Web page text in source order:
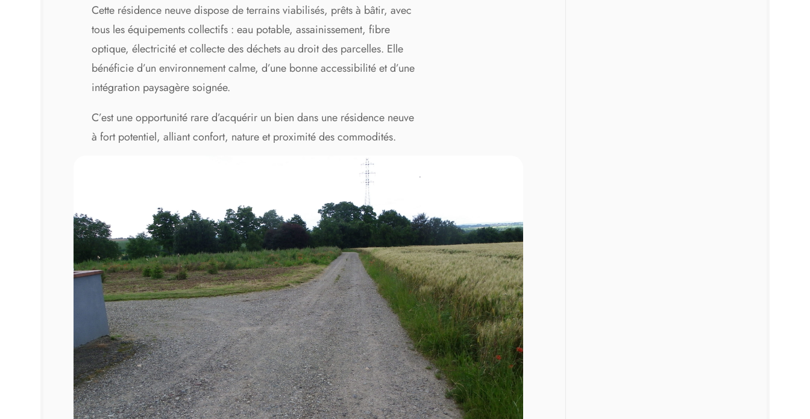
Cette résidence neuve dispose de terrains viabilisés, prêts à bâtir, avec
tous les équipements collectifs : eau potable, assainissement, fibre
optique, électricité et collecte des déchets au droit des parcelles. Elle
bénéficie d’un environnement calme, d’une bonne accessibilité et d’une
intégration paysagère soignée.
C’est une opportunité rare d’acquérir un bien dans une résidence neuve
à fort potentiel, alliant confort, nature et proximité des commodités.